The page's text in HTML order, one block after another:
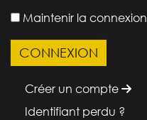
Maintenir la connexion
Créer un compte
Identifiant perdu ?